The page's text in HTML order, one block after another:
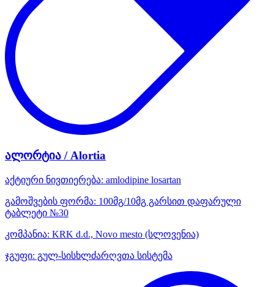
ალორტია / Alortia
აქტიური ნივთიერება: amlodipine losartan
გამოშვების ფორმა: 100მგ/10მგ გარსით დაფარული
ტაბლეტი №30
კომპანია: KRK d.d., Novo mesto (სლოვენია)
ჯგუფი: გულ-სისხლძარღვთა სისტემა